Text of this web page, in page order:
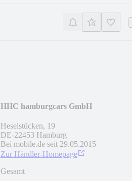
HHC hamburgcars GmbH
Heselstücken, 19
DE-22453 Hamburg
Bei mobile.de seit 29.05.2015
Zur Händler-Homepage
Gesamt